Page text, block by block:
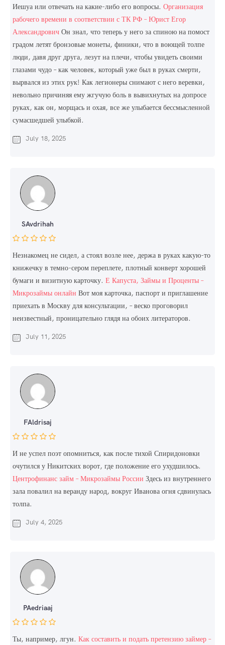
Иешуа или отвечать на какие-либо его вопросы. Организация
рабочего времени в соответствии с ТК РФ – Юрист Егор
Александрович Он знал, что теперь у него за спиною на помост
градом летят бронзовые монеты, финики, что в воющей толпе
люди, давя друг друга, лезут на плечи, чтобы увидеть своими
глазами чудо – как человек, который уже был в руках смерти,
вырвался из этих рук! Как легионеры снимают с него веревки,
невольно причиняя ему жгучую боль в вывихнутых на допросе
руках, как он, морщась и охая, все же улыбается бессмысленной
сумасшедшей улыбкой.
July 18, 2025
SAvdrihah
Незнакомец не сидел, а стоял возле нее, держа в руках какую-то
книжечку в темно-сером переплете, плотный конверт хорошей
бумаги и визитную карточку. Е Капуста, Займы и Проценты –
Микрозаймы онлайн Вот моя карточка, паспорт и приглашение
приехать в Москву для консультации, – веско проговорил
неизвестный, проницательно глядя на обоих литераторов.
July 11, 2025
FAldrisaj
И не успел поэт опомниться, как после тихой Спиридоновки
очутился у Никитских ворот, где положение его ухудшилось.
Центрофинанс займ – Микрозаймы России Здесь из внутреннего
зала повалил на веранду народ, вокруг Иванова огня сдвинулась
толпа.
July 4, 2025
PAedriaaj
Ты, например, лгун. Как составить и подать претензию займер –